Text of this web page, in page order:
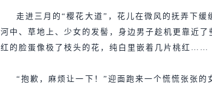
走进三月的“樱花大道”，花儿在微风的抚弄下
河中、草地上、少女的发髻，身边男子趁机更靠近
红的脸蛋像极了枝头的花，纯白里嵌着几片桃红……
“抱歉，麻烦让一下！”迎面跑来一个慌慌张张